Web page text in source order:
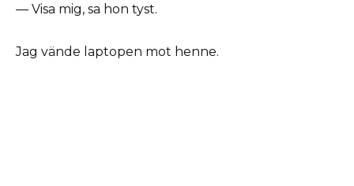
— Visa mig, sa hon tyst.
Jag vände laptopen mot henne.